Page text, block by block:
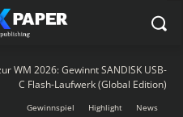
WM 2026: Gewinnt SANDISK USB-
C Flash-Laufwerk (Global Edition)
Gewinnspiel Highlight News